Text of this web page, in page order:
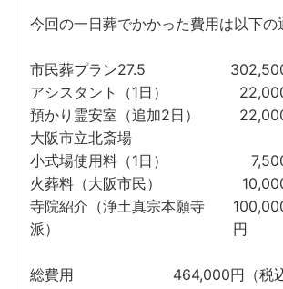
今回の一日葬でかかった費用は以下の
市民葬プラン27.5
アシスタント（1日）
預かり霊安室（追加2日）
大阪市立北斎場
小式場使用料（1日）
火葬料（大阪市民）
寺院紹介（浄土真宗本願寺
派）
円
総費用 464,000円（税